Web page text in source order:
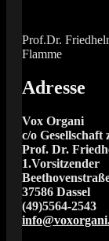
Prof.Dr.
Flamme
Adresse
Vox Organi
c/o
Prof. Dr.
1.Vorsitzender
37586 Dassel
(49)5564-2543